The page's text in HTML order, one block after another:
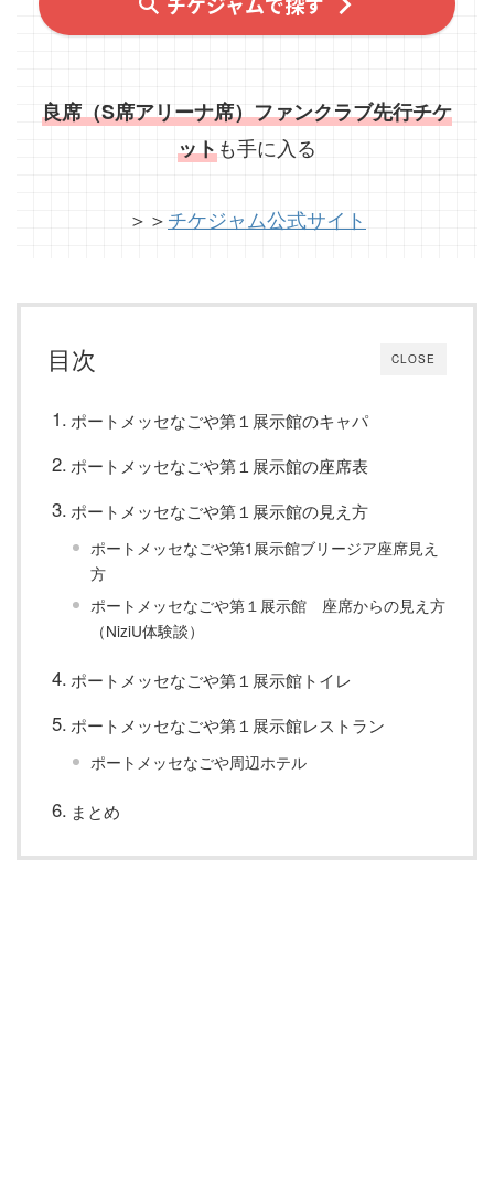
良席（S席アリーナ席）ファンクラブ先行チケ
ットも手に入る
＞＞チケジャム公式サイト
CLOSE
目次
ポートメッセなごや第１展示館のキャパ
ポートメッセなごや第１展示館の座席表
ポートメッセなごや第１展示館の見え方
ポートメッセなごや第1展示館ブリージア座席見え
方
ポートメッセなごや第１展示館 座席からの見え方
（NiziU体験談）
ポートメッセなごや第１展示館トイレ
ポートメッセなごや第１展示館レストラン
ポートメッセなごや周辺ホテル
まとめ